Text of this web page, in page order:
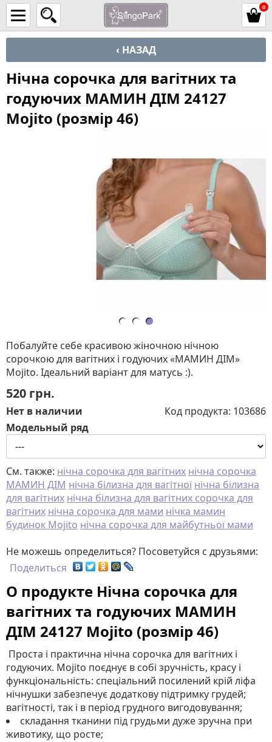
0
‹ НАЗАД
Нічна сорочка для вагітних та
годуючих МАМИН ДІМ 24127
Mojito (розмір 46)
Побалуйте себе красивою жіночною нічною
сорочкою для вагітних і годуючих «МАМИН ДІМ»
Mojito. Ідеальний варіант для матусь :).
520 грн.
Нет в наличии Код продукта: 103686
Модельный ряд
См. также: нічна сорочка для вагітних нічна сорочка
МАМИН ДІМ нічна білизна для вагітної нічна білизна
для вагітних нічна білизна для вагітних сорочка для
вагітних нічна сорочка для мами нічка мамин
будинок Mojito нічна сорочка для майбутньої мами
Не можешь определиться? Посоветуйся с друзьями:
Поделиться
О продукте Нічна сорочка для
вагітних та годуючих МАМИН
ДІМ 24127 Mojito (розмір 46)
Проста і практична нічна сорочка для вагітних і
годуючих. Mojito поєднує в собі зручність, красу і
функціональність: спеціальний посилений крій ліфа
нічнушки забезпечує додаткову підтримку грудей;
вагітності, так і в період грудного вигодовування;
складання тканини під грудьми дуже зручна при
животику, що росте;